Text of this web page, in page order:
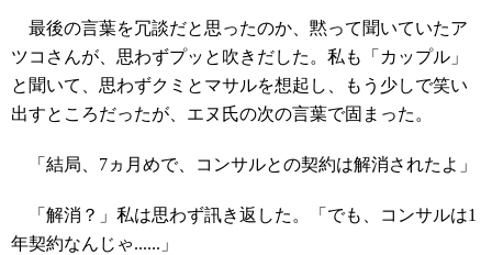
最後の言葉を冗談だと思ったのか、黙って聞いていたア
ツコさんが、思わずプッと吹きだした。私も「カップル」
と聞いて、思わずクミとマサルを想起し、もう少しで笑い
出すところだったが、エヌ氏の次の言葉で固まった。
「結局、7ヵ月めで、コンサルとの契約は解消されたよ」
「解消？」私は思わず訊き返した。「でも、コンサルは1
年契約なんじゃ......」